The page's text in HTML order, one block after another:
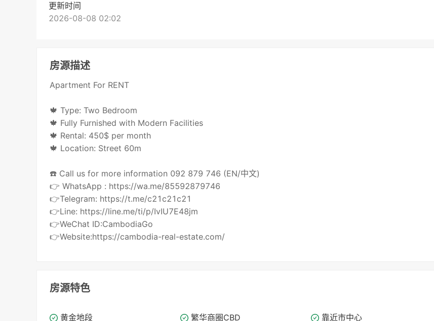
更新时间
2026-08-08 02:02
房源描述
Apartment For RENT
🍁 Type: Two Bedroom
🍁 Fully Furnished with Modern Facilities
🍁 Rental: 450$ per month
🍁 Location: Street 60m
☎️ Call us for more information 092 879 746 (EN/中文)
👉 WhatsApp : https://wa.me/85592879746
👉Telegram: https://t.me/c21c21c21
👉Line: https://line.me/ti/p/IvIU7E48jm
👉WeChat ID:CambodiaGo
👉Website:https://cambodia-real-estate.com/
房源特色
黄金地段 繁华商圈​​CBD 靠近市中心